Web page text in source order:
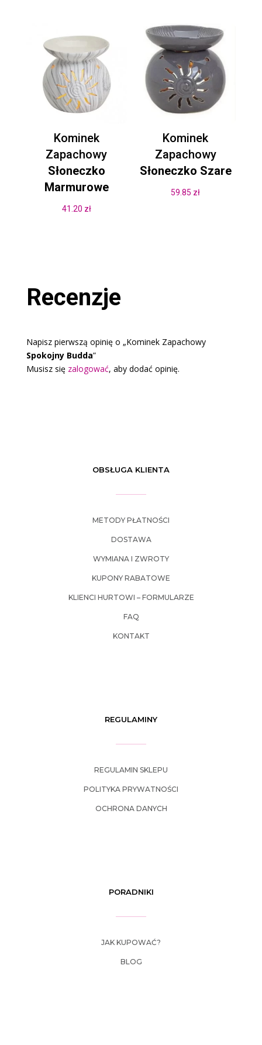
Kominek
Zapachowy
Słoneczko
Marmurowe
41.20 zł
Kominek
Zapachowy
Słoneczko Szare
59.85 zł
Recenzje
Napisz pierwszą opinię o „Kominek Zapachowy
Spokojny Budda”
Musisz się zalogować, aby dodać opinię.
OBSŁUGA KLIENTA
METODY PŁATNOŚCI
DOSTAWA
WYMIANA I ZWROTY
KUPONY RABATOWE
KLIENCI HURTOWI – FORMULARZE
FAQ
KONTAKT
REGULAMINY
REGULAMIN SKLEPU
POLITYKA PRYWATNOŚCI
OCHRONA DANYCH
PORADNIKI
JAK KUPOWAĆ?
BLOG